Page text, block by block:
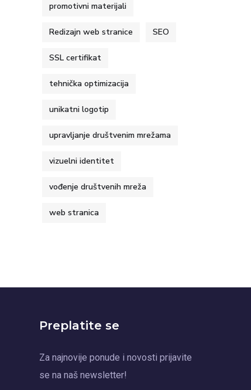
promotivni materijali
Redizajn web stranice SEO
SSL certifikat
tehnička optimizacija
unikatni logotip
upravljanje društvenim mrežama
vizuelni identitet
vođenje društvenih mreža
web stranica
Preplatite se
Za najnovije ponude i novosti prijavite
se na naš newsletter!